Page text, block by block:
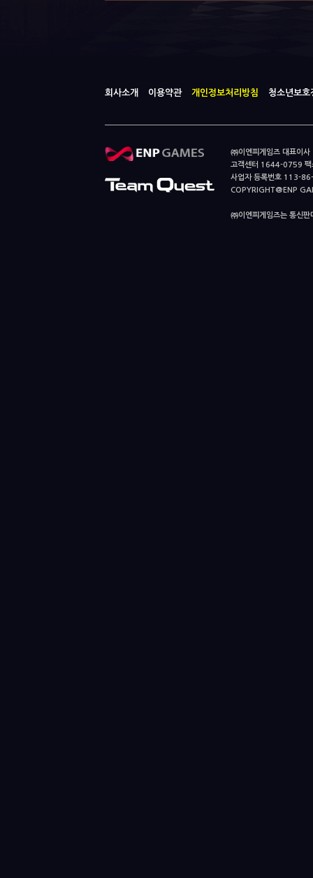
회사소개 이용약관 개인정보처리방침 청소년보호
㈜이엔피게임즈 대표이
고객센터 1644-0759
사업자 등록번호 113-
COPYRIGHT@ENP
㈜이엔피게임즈는 통신판